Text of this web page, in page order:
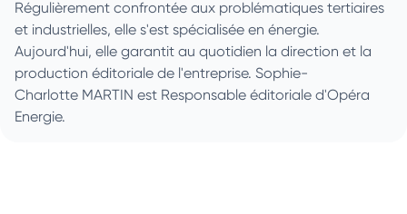
Régulièrement confrontée aux problématiques tertiaires
et industrielles, elle s'est spécialisée en énergie.
Aujourd'hui, elle garantit au quotidien la direction et la
production éditoriale de l'entreprise. Sophie-
Charlotte MARTIN est Responsable éditoriale d'Opéra
Energie.